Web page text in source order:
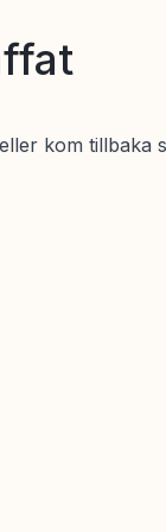
kom tillbaka